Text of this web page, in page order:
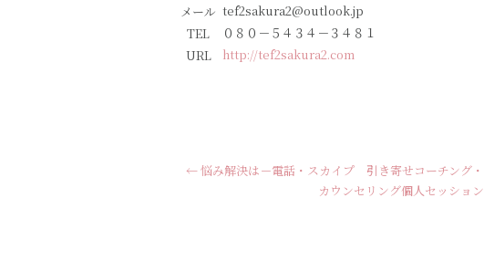
メール tef2sakura2@outlook.jp
TEL
０８０－５４３４－３４８１
URL
http://tef2sakura2.com
←悩み解決は－電話・スカイプ 引き寄せコーチング・
カウンセリング個人セッション